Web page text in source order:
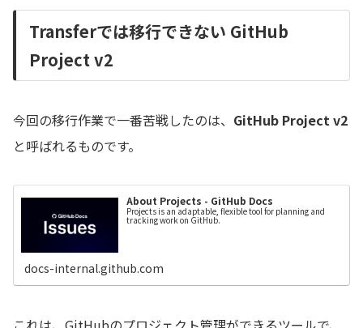
Transferでは移行できない GitHub
Project v2
今回の移行作業で一番苦戦したのは、 GitHub Project v2
と呼ばれるものです。
About Projects - GitHub Docs
Projects is an adaptable, flexible tool for planning and
tracking work on GitHub.
docs-internal.github.com